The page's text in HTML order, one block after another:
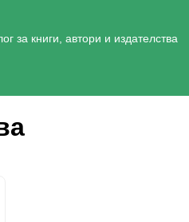
за книги, автори и издателства